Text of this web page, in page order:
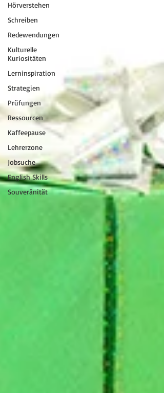
Hörverstehen
Schreiben
Redewendungen
Kulturelle
Kuriositäten
Lerninspiration
Strategien
Prüfungen
Ressourcen
Kaffeepause
Lehrerzone
Jobsuche
English Skills
Souveränität